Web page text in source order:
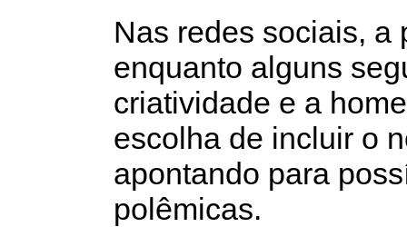
Nas redes sociais, a
enquanto alguns
criatividade e a
escolha de incluir o
apontando para
polêmicas.